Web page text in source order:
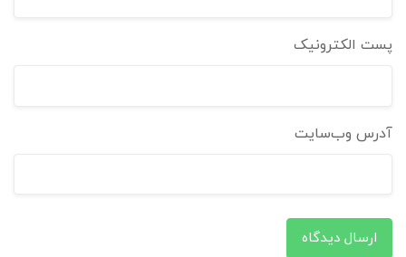
پست الکترونیک
آدرس وب‌سایت
ارسال دیدگاه